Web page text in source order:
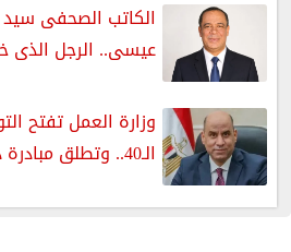
الكاتب الصحفى سيد
عيسى.. الرجل الذى
وزارة العمل تفتح
الـ40.. وتطلق مبادرة دعم الخبرات